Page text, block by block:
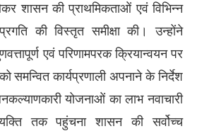
शासन की प्राथमिकताओं एवं विभिन्न
की विस्तृत समीक्षा की। उन्होंने
एवं परिणामपरक क्रियान्वयन पर
समन्वित कार्यप्रणाली अपनाने के निर्देश
योजनाओं का लाभ नवाचारी
व्यक्ति तक पहुंचना शासन की सर्वोच्च